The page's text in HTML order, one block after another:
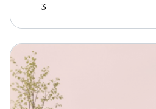
3